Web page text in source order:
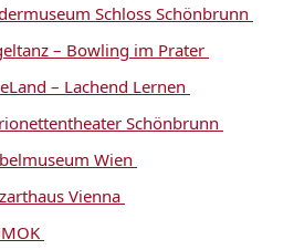
Schloss Schönbrunn
– Bowling im Prater
– Lachend Lernen
Schönbrunn
Wien
Vienna